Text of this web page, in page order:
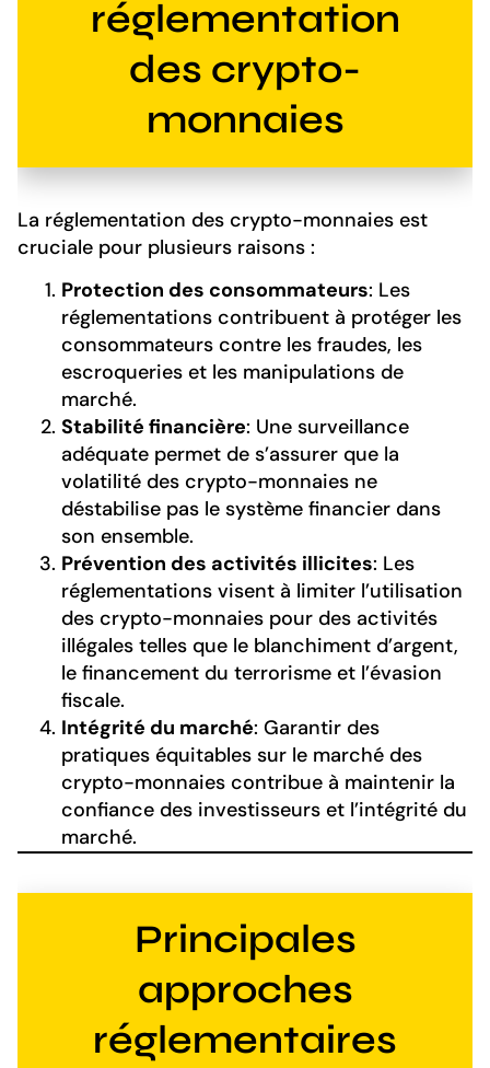
réglementation
des crypto-
monnaies
La réglementation des crypto-monnaies est
cruciale pour plusieurs raisons :
Protection des consommateurs: Les
réglementations contribuent à protéger les
consommateurs contre les fraudes, les
escroqueries et les manipulations de
marché.
Stabilité financière: Une surveillance
adéquate permet de s’assurer que la
volatilité des crypto-monnaies ne
déstabilise pas le système financier dans
son ensemble.
Prévention des activités illicites: Les
réglementations visent à limiter l’utilisation
des crypto-monnaies pour des activités
illégales telles que le blanchiment d’argent,
le financement du terrorisme et l’évasion
fiscale.
Intégrité du marché: Garantir des
pratiques équitables sur le marché des
crypto-monnaies contribue à maintenir la
confiance des investisseurs et l’intégrité du
marché.
Principales
approches
réglementaires